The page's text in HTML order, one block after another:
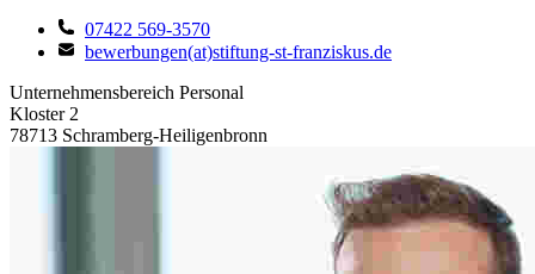
07422 569-3570
bewerbungen(at)stiftung-st-franziskus.de
Unternehmensbereich Personal
Kloster 2
78713 Schramberg-Heiligenbronn